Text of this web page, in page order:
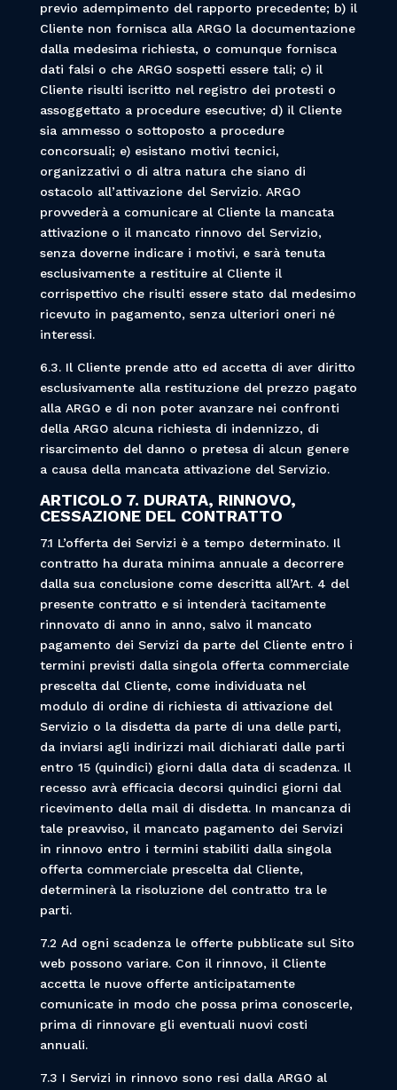
previo adempimento del rapporto precedente; b) il
Cliente non fornisca alla ARGO la documentazione
dalla medesima richiesta, o comunque fornisca
dati falsi o che ARGO sospetti essere tali; c) il
Cliente risulti iscritto nel registro dei protesti o
assoggettato a procedure esecutive; d) il Cliente
sia ammesso o sottoposto a procedure
concorsuali; e) esistano motivi tecnici,
organizzativi o di altra natura che siano di
ostacolo all’attivazione del Servizio. ARGO
provvederà a comunicare al Cliente la mancata
attivazione o il mancato rinnovo del Servizio,
senza doverne indicare i motivi, e sarà tenuta
esclusivamente a restituire al Cliente il
corrispettivo che risulti essere stato dal medesimo
ricevuto in pagamento, senza ulteriori oneri né
interessi.
6.3. Il Cliente prende atto ed accetta di aver diritto
esclusivamente alla restituzione del prezzo pagato
alla ARGO e di non poter avanzare nei confronti
della ARGO alcuna richiesta di indennizzo, di
risarcimento del danno o pretesa di alcun genere
a causa della mancata attivazione del Servizio.
ARTICOLO 7. DURATA, RINNOVO,
CESSAZIONE DEL CONTRATTO
7.1 L’offerta dei Servizi è a tempo determinato. Il
contratto ha durata minima annuale a decorrere
dalla sua conclusione come descritta all’Art. 4 del
presente contratto e si intenderà tacitamente
rinnovato di anno in anno, salvo il mancato
pagamento dei Servizi da parte del Cliente entro i
termini previsti dalla singola offerta commerciale
prescelta dal Cliente, come individuata nel
modulo di ordine di richiesta di attivazione del
Servizio o la disdetta da parte di una delle parti,
da inviarsi agli indirizzi mail dichiarati dalle parti
entro 15 (quindici) giorni dalla data di scadenza. Il
recesso avrà efficacia decorsi quindici giorni dal
ricevimento della mail di disdetta. In mancanza di
tale preavviso, il mancato pagamento dei Servizi
in rinnovo entro i termini stabiliti dalla singola
offerta commerciale prescelta dal Cliente,
determinerà la risoluzione del contratto tra le
parti.
7.2 Ad ogni scadenza le offerte pubblicate sul Sito
web possono variare. Con il rinnovo, il Cliente
accetta le nuove offerte anticipatamente
comunicate in modo che possa prima conoscerle,
prima di rinnovare gli eventuali nuovi costi
annuali.
7.3 I Servizi in rinnovo sono resi dalla ARGO al